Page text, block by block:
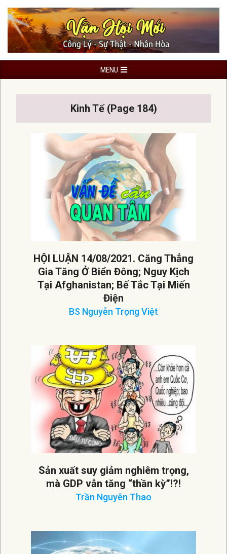
Skip
content
Navigation
Menu
MENU
Kinh Tế (Page 184)
HỘI LUẬN 14/08/2021. Căng Thẳng
Gia Tăng Ở Biển Đông; Nguy Kịch
Tại Afghanistan; Bế Tắc Tại Miến
Điện
BS Nguyễn Trọng Việt
Sản xuất suy giảm nghiêm trọng,
mà GDP vẫn tăng “thần kỳ”!?!
Trần Nguyên Thao